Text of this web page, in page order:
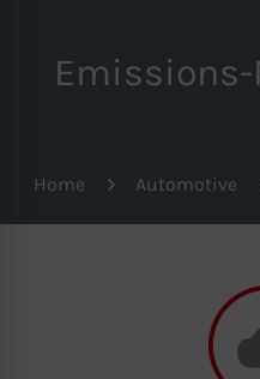
Home Automotive